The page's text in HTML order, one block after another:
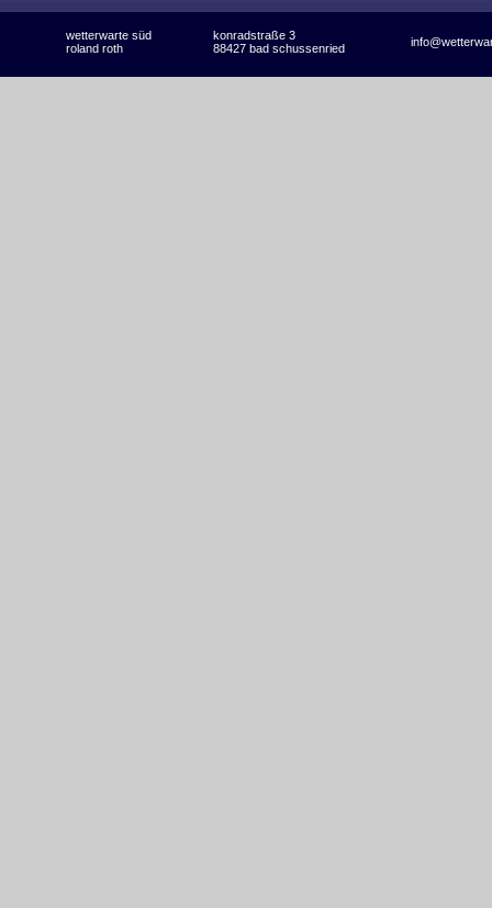
wetterwarte süd konradstraße 3
roland roth 88427 bad schussenried